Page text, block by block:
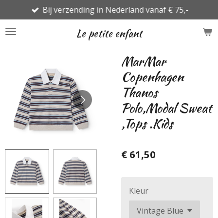
direct
naar
Le petite enfant
Bij verzending in Nederland vanaf € 75,-
MarMar
Copenhagen
Thanos
Polo,Modal Sweat
,Tops .Kids
€ 61,50
Kleur